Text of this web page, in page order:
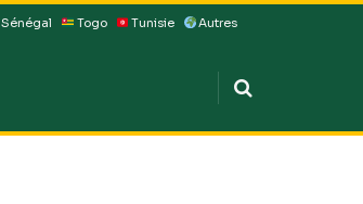
Sénégal Togo Tunisie Autres